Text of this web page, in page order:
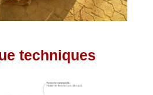
techniques